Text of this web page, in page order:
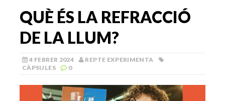
QUÈ ÉS LA REFRACCIÓ
DE LA LLUM?
4 FEBRER 2024
REPTE EXPERIMENTA
CÀPSULES
0